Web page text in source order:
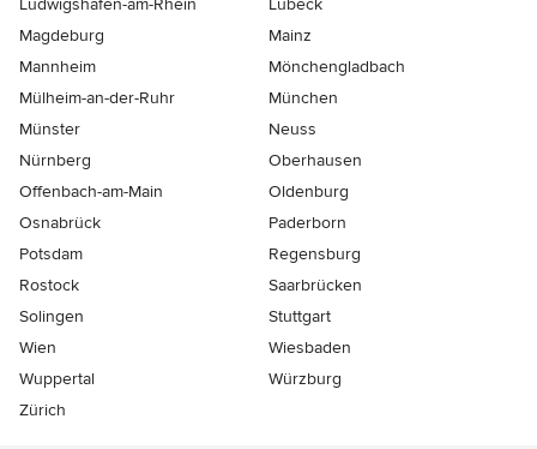
Ludwigshafen-am-Rhein
Lübeck
Magdeburg
Mainz
Mannheim
Mönchen­gladbach
Mülheim-an-der-Ruhr
München
Münster
Neuss
Nürnberg
Oberhausen
Offenbach-am-Main
Oldenburg
Osnabrück
Paderborn
Potsdam
Regensburg
Rostock
Saarbrücken
Solingen
Stuttgart
Wien
Wiesbaden
Wuppertal
Würzburg
Zürich